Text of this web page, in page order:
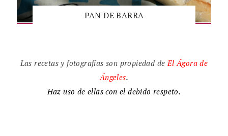
PAN DE BARRA
Las recetas y fotografías son propiedad deElÁgora de
Ángeles.
Haz uso de ellas con el debido respeto.